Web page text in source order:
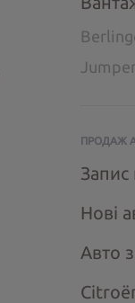
Jumper
ПРОДАЖ
Запис
Нові
Авто